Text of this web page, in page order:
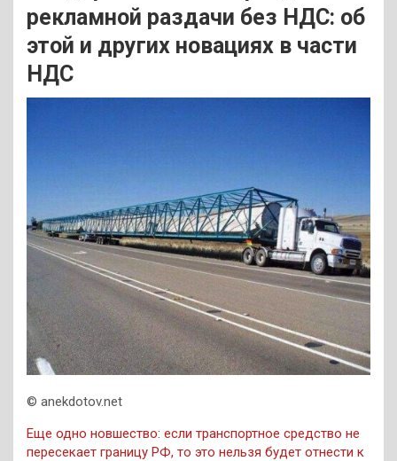
рекламной раздачи без НДС: об
этой и других новациях в части
НДС
© anekdotov.net
Еще одно новшество: если транспортное средство не
пересекает границу РФ, то это нельзя будет отнести к